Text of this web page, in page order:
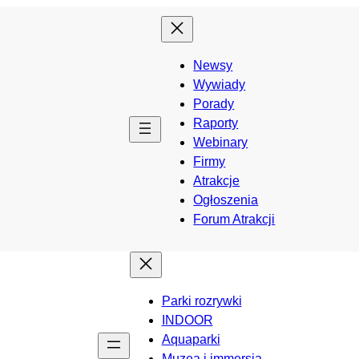
Newsy
Wywiady
Porady
Raporty
Webinary
Firmy
Atrakcje
Ogłoszenia
Forum Atrakcji
Parki rozrywki
INDOOR
Aquaparki